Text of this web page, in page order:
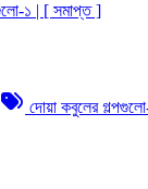
১ | [ সমাপ্ত ]
দোয়া কবুলের